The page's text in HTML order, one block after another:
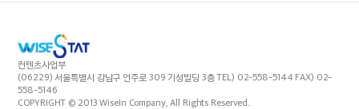
컨텐츠사업부
(06229) 서울특별시 강남구 언주로 309 기성빌딩 3층 TEL) 02-558-5144 FAX) 02-
558-5146
COPYRIGHT © 2013 WiseIn Company, All Rights Reserved.